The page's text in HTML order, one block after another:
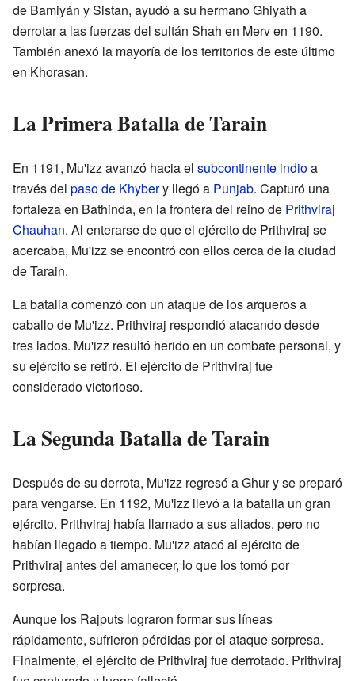
de Bamiyán y Sistan, ayudó a su hermano Ghiyath a
derrotar a las fuerzas del sultán Shah en Merv en 1190.
También anexó la mayoría de los territorios de este último
en Khorasan.
La Primera Batalla de Tarain
En 1191, Mu'izz avanzó hacia el subcontinente indioa
través del paso de Khybery llegó a Punjab. Capturó una
fortaleza en Bathinda, en la frontera del reino de Prithviraj
Chauhan. Al enterarse de que el ejército de Prithviraj se
acercaba, Mu'izz se encontró con ellos cerca de la ciudad
de Tarain.
La batalla comenzó con un ataque de los arqueros a
caballo de Mu'izz. Prithviraj respondió atacando desde
tres lados. Mu'izz resultó herido en un combate personal, y
su ejército se retiró. El ejército de Prithviraj fue
considerado victorioso.
La Segunda Batalla de Tarain
Después de su derrota, Mu'izz regresó a Ghur y se preparó
para vengarse. En 1192, Mu'izz llevó a la batalla un gran
ejército. Prithviraj había llamado a sus aliados, pero no
habían llegado a tiempo. Mu'izz atacó al ejército de
Prithviraj antes del amanecer, lo que los tomó por
sorpresa.
Aunque los Rajputs lograron formar sus líneas
rápidamente, sufrieron pérdidas por el ataque sorpresa.
Finalmente, el ejército de Prithviraj fue derrotado. Prithviraj